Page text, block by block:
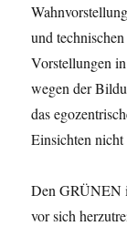
und
Vorstellungen
wegen der
das
Einsichten nicht
Den GRÜNEN
vor sich